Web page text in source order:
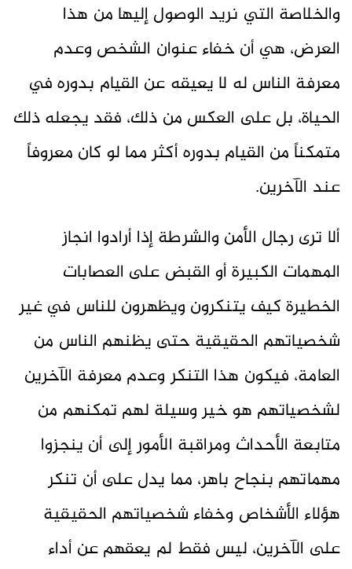
والخلاصة التي نريد الوصول إليها من هذا
العرض، هي أن خفاء عنوان الشخص وعدم
معرفة الناس له لا يعيقه عن القيام بدوره في
الحياة، بل على العكس من ذلك، فقد يجعله ذلك
متمكناً من القيام بدوره أكثر مما لو كان معروفاً
عند الآخرين.
ألا ترى رجال الأمن والشرطة إذا أرادوا انجاز
المهمات الكبيرة أو القبض على العصابات
الخطيرة كيف يتنكرون ويظهرون للناس في غير
شخصياتهم الحقيقية حتى يظنهم الناس من
العامة، فيكون هذا التنكر وعدم معرفة الآخرين
لشخصياتهم هو خير وسيلة لهم تمكنهم من
متابعة الأحداث ومراقبة الأمور إلى أن ينجزوا
مهماتهم بنجاح باهر، مما يدل على أن تنكر
هؤلاء الأشخاص وخفاء شخصياتهم الحقيقية
على الآخرين، ليس فقط لم يعقهم عن أداء